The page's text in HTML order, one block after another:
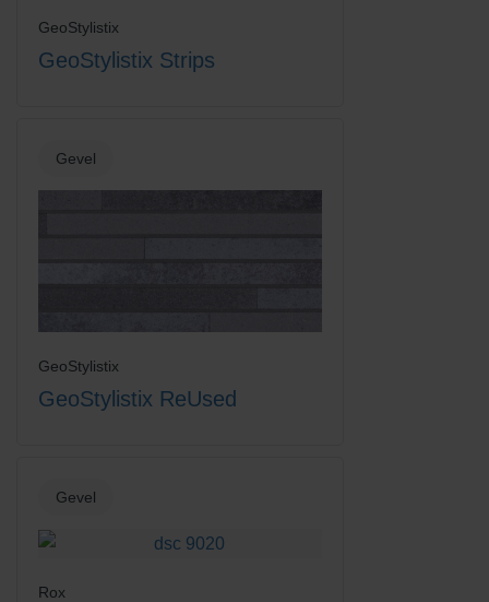
GeoStylistix
GeoStylistix Strips
Gevel
GeoStylistix
GeoStylistix ReUsed
Gevel
Rox